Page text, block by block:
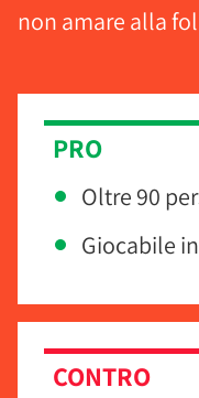
non amare alla
PRO
Oltre 90
Giocabile
CONTRO